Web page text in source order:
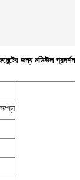
জন্য মডিউল প্রদর্শন